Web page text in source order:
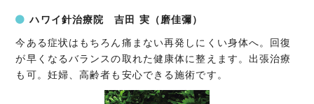
ハワイ針治療院 吉田 実（磨佳彌）
今ある症状はもちろん痛まない再発しにくい身体へ。回復
が早くなるバランスの取れた健康体に整えます。出張治療
も可。妊婦、高齢者も安心できる施術です。